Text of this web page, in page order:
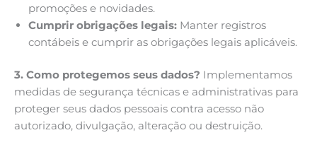
promoções e novidades.
Cumprir obrigações legais: Manter registros
contábeis e cumprir as obrigações legais aplicáveis.
3. Como protegemos seus dados? Implementamos
medidas de segurança técnicas e administrativas para
proteger seus dados pessoais contra acesso não
autorizado, divulgação, alteração ou destruição.